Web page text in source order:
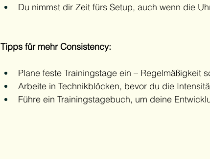
Du nimmst dir Zeit fürs Setup, auch wenn die
Tipps für mehr Consistency:
Plane feste Trainingstage ein – Regelmäßigkeit
Arbeite in Technikblöcken, bevor du die
Führe ein Trainingstagebuch, um deine